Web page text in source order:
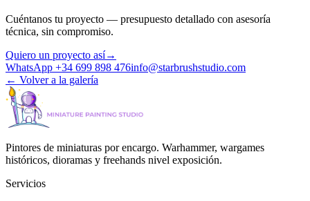
Cuéntanos tu proyecto — presupuesto detallado con asesoría
técnica, sin compromiso.
Quiero un proyecto así→
WhatsApp +34 699 898 476info@starbrushstudio.com
← Volver a la galería
Pintores de miniaturas por encargo. Warhammer, wargames
históricos, dioramas y freehands nivel exposición.
Servicios